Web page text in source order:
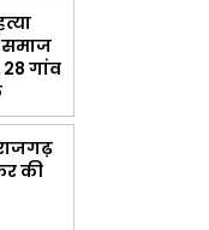
समाज
गांव
की